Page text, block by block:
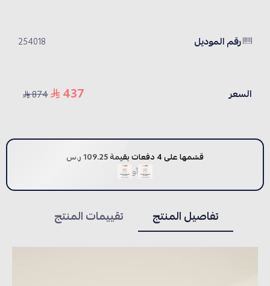
رقم الموديل 254018
السعر 437
874
قسّمها على 4 دفعات بقيمة 109.25 ر.س
أو
تفاصيل المنتج تقييمات المنتج